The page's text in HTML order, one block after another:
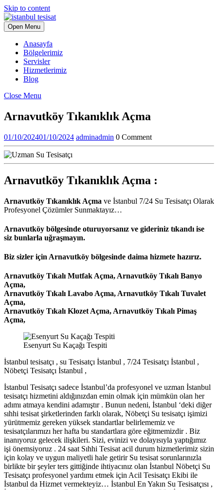
Skip to content
Open Menu
Anasayfa
Bölgelerimiz
Servisler
Hizmetlerimiz
Blog
Close Menu
Arnavutköy Tıkanıklık Açma
01/10/202401/10/2024 adminadmin 0 Comment
Arnavutköy Tıkanıklık Açma :
Arnavutköy Tıkanıklık Açma ve İstanbul 7/24 Su Tesisatçı Olarak
Profesyonel Çözümler Sunmaktayız…
Arnavutköy bölgesinde oturuyorsanız ve gideriniz tıkandı ise
siz bunlarla uğraşmayın.
Biz sizler için Arnavutköy bölgesinde daima hizmete hazırız.
Arnavutköy Tıkalı Mutfak Açma,Arnavutköy Tıkalı Banyo
Açma,
Arnavutköy Tıkalı Lavabo Açma,Arnavutköy Tıkalı Tuvalet
Açma,
Arnavutköy Tıkalı Klozet Açma,Arnavutköy Tıkalı Pimaş
Açma,
Esenyurt Su Kaçağı Tespiti
İstanbul tesisatçı , su Tesisatçı İstanbul , 7/24 Tesisatçı İstanbul ,
Nöbetçi Tesisatçı İstanbul ,
İstanbul Tesisatçı sadece İstanbul’da profesyonel ve uzman İstanbul
tesisatçı hizmetini aldığınızdan emin olmak için mümkün olan her
adımı atmaya kendini adamıştır . Bunun nedeni, İstanbul ‘deki diğer
sıhhi tesisat şirketlerinden farklı olarak, Nöbetçi Su tesisatçı işimizi
yürütmemiz gereken yüksek standartlar belirlememiz ve
tesisatçılarımızı her hafta bu standartlara göre eğitmemizdir . Biz
inanıyoruz gelecek ilişkileri. Sizi, evinizi ve dolayısıyla yaptığımız
işi önemsiyoruz . 24 saat Sıhhi Tesisat acil durum hizmetlerimiz sizin
için kolay ve uygun maliyetli hale getirir Su tesisat sorunlarınızla
birlikte bir şeyler ters gittiğinde ihtiyacınız olan İstanbul Nöbetçi Su
Tesisatçı profesyonel yardımı etmek için Acil Tesisatçı Ekibi ile
İstanbul da Hizmet vermekteyiz… İstanbul En Yakın Su Tesisatçısı ,